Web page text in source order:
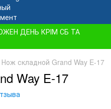
ДЕНЬ КРІМ СБ ТА
Нож складной Grand Way E-17
Way E-17